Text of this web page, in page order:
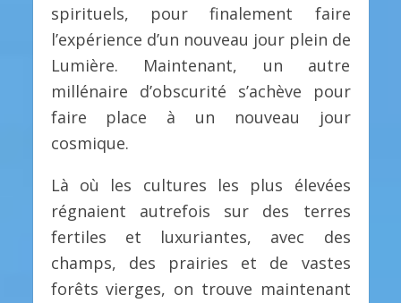
spirituels, pour finalement faire
l’expérience d’un nouveau jour plein de
Lumière. Maintenant, un autre
millénaire d’obscurité s’achève pour
faire place à un nouveau jour
cosmique.
Là où les cultures les plus élevées
régnaient autrefois sur des terres
fertiles et luxuriantes, avec des
champs, des prairies et de vastes
forêts vierges, on trouve maintenant